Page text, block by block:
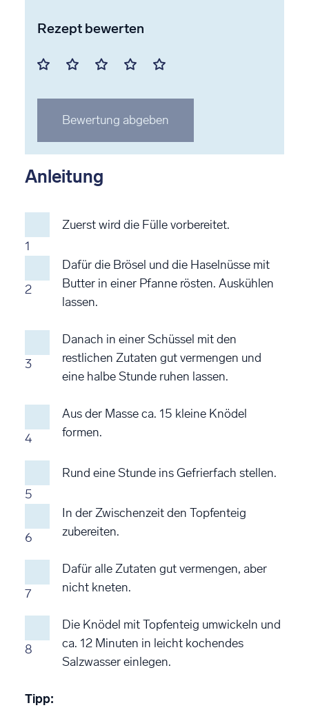
Rezept bewerten
Mit
Stern
bewerten
Mit
Stern
bewerten
Mit
Stern
bewerten
Mit
Stern
bewerten
Mit
Stern
bewerten
Bewertung abgeben
Anleitung
1
Zuerst wird die Fülle vorbereitet.
2
Dafür die Brösel und die Haselnüsse mit
Butter in einer Pfanne rösten. Auskühlen
lassen.
3
Danach in einer Schüssel mit den
restlichen Zutaten gut vermengen und
eine halbe Stunde ruhen lassen.
4
Aus der Masse ca. 15 kleine Knödel
formen.
5
Rund eine Stunde ins Gefrierfach stellen.
6
In der Zwischenzeit den Topfenteig
zubereiten.
7
Dafür alle Zutaten gut vermengen, aber
nicht kneten.
8
Die Knödel mit Topfenteig umwickeln und
ca. 12 Minuten in leicht kochendes
Salzwasser einlegen.
Tipp: